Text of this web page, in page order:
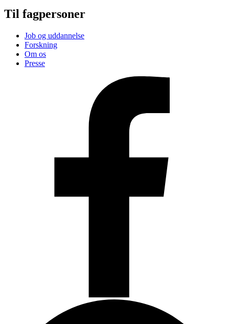
Til fagpersoner
Job og uddannelse
Forskning
Om os
Presse